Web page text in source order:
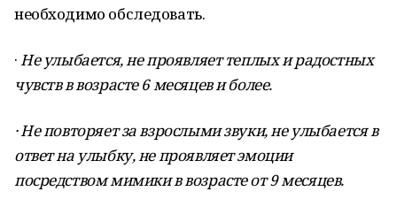
необходимо обследовать.
·Не улыбается, не проявляет теплых и радостных
чувств в возрасте 6 месяцев и более.
· Не повторяет за взрослыми звуки, не улыбается в
ответ на улыбку, не проявляет эмоции
посредством мимики в возрасте от 9 месяцев.